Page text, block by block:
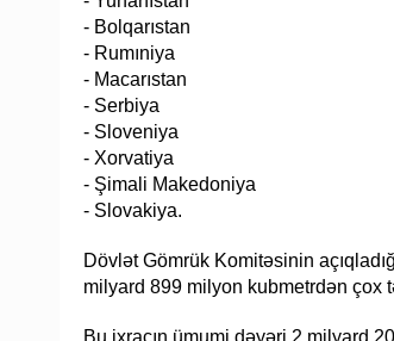
- Bolqarıstan
- Rumıniya
- Macarıstan
- Serbiya
- Sloveniya
- Xorvatiya
- Şimali Makedoniya
- Slovakiya.
Dövlət Gömrük Komitəsinin
milyard 899 milyon kubmetrdən çox
Bu ixracın ümumi dəyəri 2 milyard